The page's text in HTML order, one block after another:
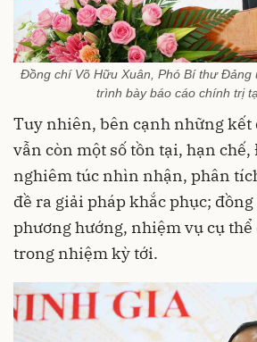
Đồng chí Võ Hữu Xuân, Phó Bí thư Đảng
trình bày báo cáo chính trị
Tuy nhiên, bên cạnh những kết
vẫn còn một số tồn tại, hạn chế,
nghiêm túc nhìn nhận, phân
đề ra giải pháp khắc phục;
phương hướng, nhiệm vụ cụ
trong nhiệm kỳ tới.